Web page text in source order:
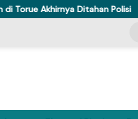
Ditahan Polisi Komisi